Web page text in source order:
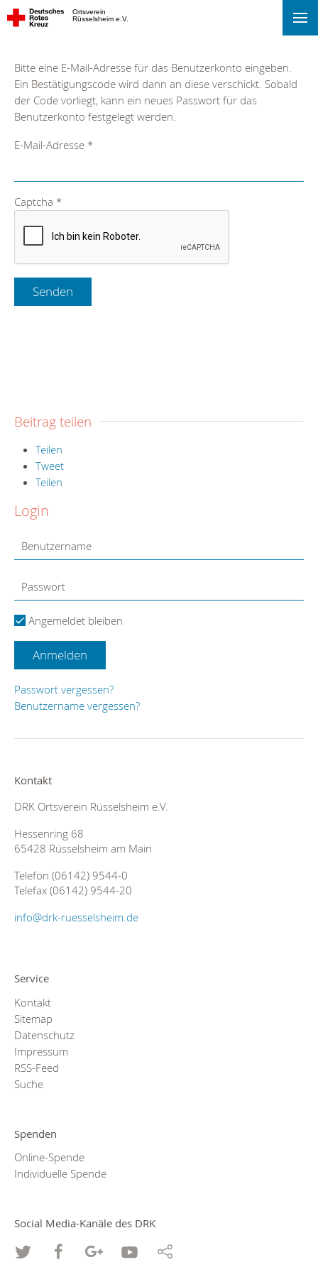
Ortsverein
Rüsselsheim e.V.
Beitrag teilen
Teilen
Tweet
Teilen
Login
Angemeldet bleiben
Anmelden
Passwort vergessen?
Benutzername vergessen?
Bitte eine E-Mail-Adresse für das Benutzerkonto eingeben.
Ein Bestätigungscode wird dann an diese verschickt. Sobald
der Code vorliegt, kann ein neues Passwort für das
Benutzerkonto festgelegt werden.
E-Mail-Adresse *
Captcha *
Senden
Kontakt
DRK Ortsverein Rüsselsheim e.V.
Hessenring 68
65428 Rüsselsheim am Main
Telefon (06142) 9544-0
Telefax (06142) 9544-20
info@drk-ruesselsheim.de
Service
Kontakt
Sitemap
Datenschutz
Impressum
RSS-Feed
Suche
Spenden
Online-Spende
Individuelle Spende
Social Media-Kanäle des DRK